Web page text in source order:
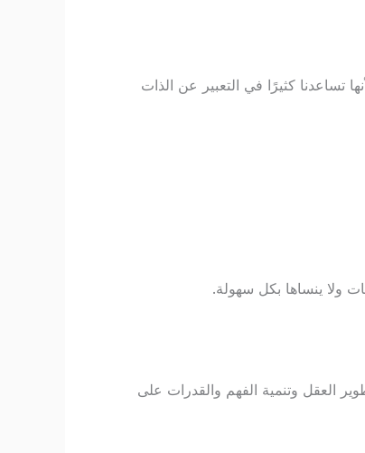
تساعدنا كثيرًا في التعبير عن الذات
ولا ينساها بكل سهولة.
العقل وتنمية الفهم والقدرات على